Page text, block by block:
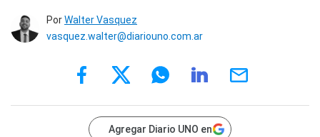
PorWalter Vasquez
vasquez.walter@diariouno.com.ar
Agregar Diario UNO en